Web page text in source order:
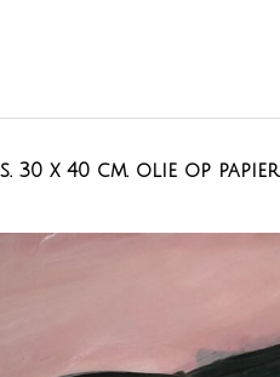
30 x 40 cm. olie op papier